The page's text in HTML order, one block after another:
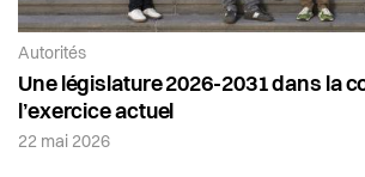
Article de la catégorie:
Autorités
Une législature 2026-2031 dans la
l’exercice actuel
22 mai 2026